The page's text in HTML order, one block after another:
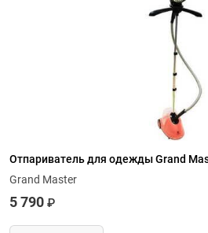
Отпариватель для одежды Grand
Grand Master
5 790 ₽